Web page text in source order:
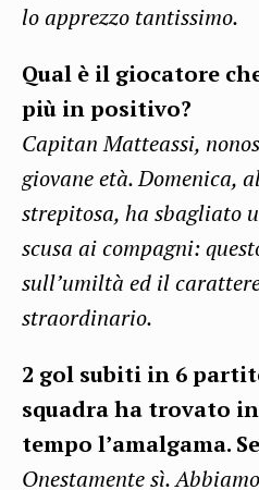
lo apprezzo tantissimo.
Qual è il giocatore
più in positivo?
Capitan Matteassi,
giovane età. Domenica,
strepitosa, ha sbagliato
scusa ai compagni:
sull’umiltà ed il
straordinario.
2 gol subiti in 6
squadra ha trovato
tempo l’amalgama.
Onestamente sì.